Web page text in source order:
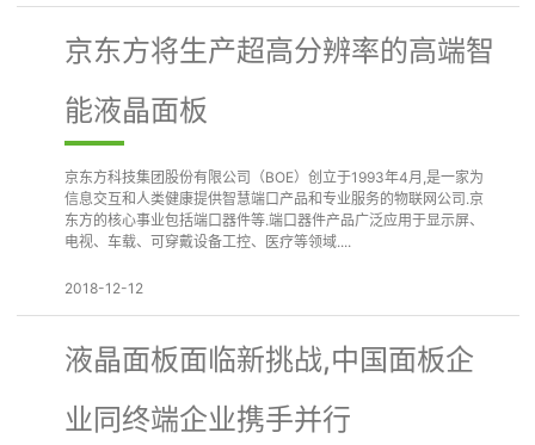
京东方将生产超高分辨率的高端智
能液晶面板
京东方科技集团股份有限公司（BOE）创立于1993年4月,是一家为
信息交互和人类健康提供智慧端口产品和专业服务的物联网公司.京
东方的核心事业包括端口器件等.端口器件产品广泛应用于显示屏、
电视、车载、可穿戴设备工控、医疗等领域....
2018-12-12
液晶面板面临新挑战,中国面板企
业同终端企业携手并行